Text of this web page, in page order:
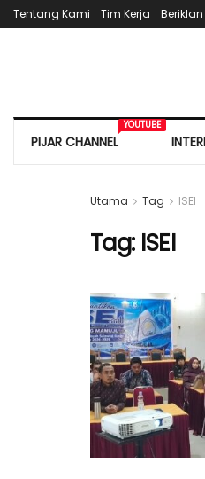
Tentang Kami Tim Kerja
PIJAR CHANNEL
YOUTUBE
Utama Tag ISEI
Tag: ISEI